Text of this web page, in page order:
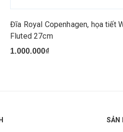
Đĩa Royal Copenhagen, họa tiết
Fluted 27cm
1.000.000₫
SẢN